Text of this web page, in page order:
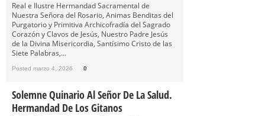
Real e Ilustre Hermandad Sacramental de
Nuestra Señora del Rosario, Animas Benditas del
Purgatorio y Primitiva Archicofradía del Sagrado
Corazón y Clavos de Jesús, Nuestro Padre Jesús
de la Divina Misericordia, Santísimo Cristo de las
Siete Palabras,...
Posted marzo 4, 2026 0
Solemne Quinario Al Señor De La Salud.
Hermandad De Los Gitanos